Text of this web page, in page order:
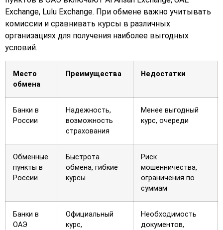
Exchange, Lulu Exchange. При обмене важно учитывать
комиссии и сравнивать курсы в различных
организациях для получения наиболее выгодных
условий.
Место
обмена
Преимущества Недостатки
Банки в
России
Надежность,
возможность
страхования
Менее выгодный
курс, очереди
Обменные
пункты в
России
Быстрота
обмена, гибкие
курсы
Риск
мошенничества,
ограничения по
суммам
Банки в
ОАЭ
Официальный
курс,
Необходимость
документов,